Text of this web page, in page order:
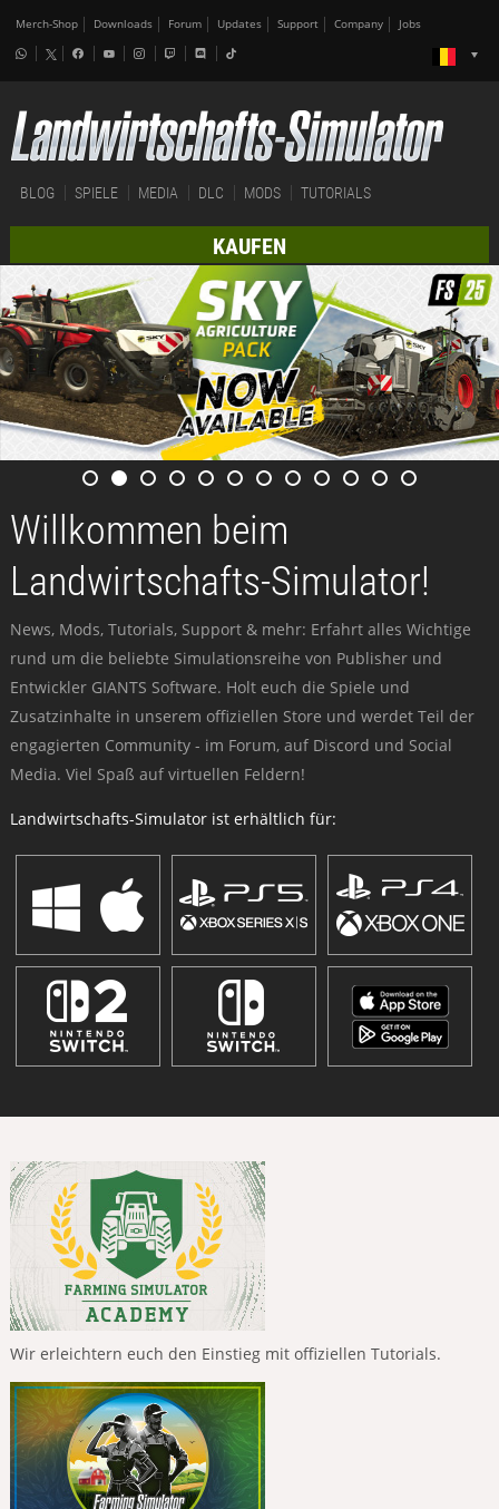
Merch-Shop Downloads Forum Updates Support Company Jobs
BLOG SPIELE MEDIA DLC MODS TUTORIALS
KAUFEN
Willkommen beim
Landwirtschafts-Simulator!
News, Mods, Tutorials, Support & mehr: Erfahrt alles Wichtige
rund um die beliebte Simulationsreihe von Publisher und
Entwickler GIANTS Software. Holt euch die Spiele und
Zusatzinhalte in unserem offiziellen Store und werdet Teil der
engagierten Community - im Forum, auf Discord und Social
Media. Viel Spaß auf virtuellen Feldern!
Landwirtschafts-Simulator ist erhältlich für:
Wir erleichtern euch den Einstieg mit offiziellen Tutorials.